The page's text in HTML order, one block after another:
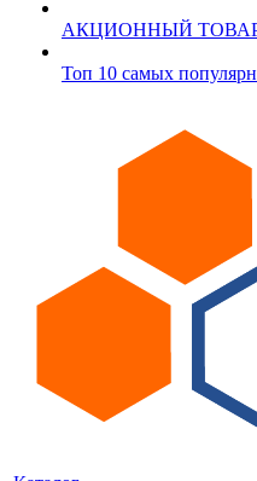
АКЦИОННЫЙ
Топ 10 самых